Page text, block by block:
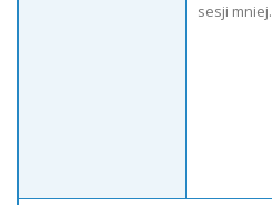
sesji mniej.